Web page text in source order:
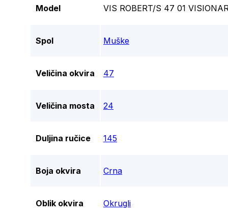
Model VIS ROBERT/S 47 01
Spol Muške
Veličina okvira 47
Veličina mosta 24
Duljina ručice 145
Boja okvira Crna
Oblik okvira Okrugli